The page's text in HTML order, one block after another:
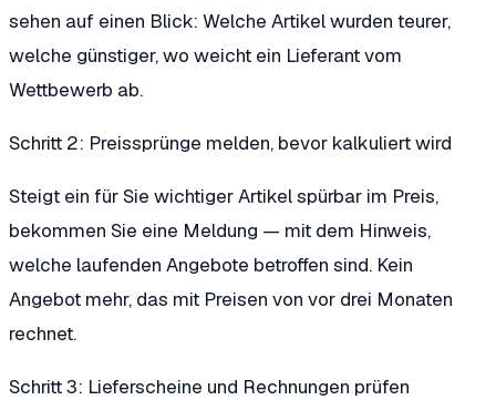
sehen auf einen Blick: Welche Artikel wurden teurer,
welche günstiger, wo weicht ein Lieferant vom
Wettbewerb ab.
Schritt 2: Preissprünge melden, bevor kalkuliert wird
Steigt ein für Sie wichtiger Artikel spürbar im Preis,
bekommen Sie eine Meldung — mit dem Hinweis,
welche laufenden Angebote betroffen sind. Kein
Angebot mehr, das mit Preisen von vor drei Monaten
rechnet.
Schritt 3: Lieferscheine und Rechnungen prüfen